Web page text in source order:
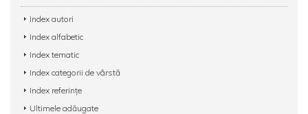
Index autori
Index alfabetic
Index tematic
Index categorii de vârstă
Index referințe
Ultimele adăugate